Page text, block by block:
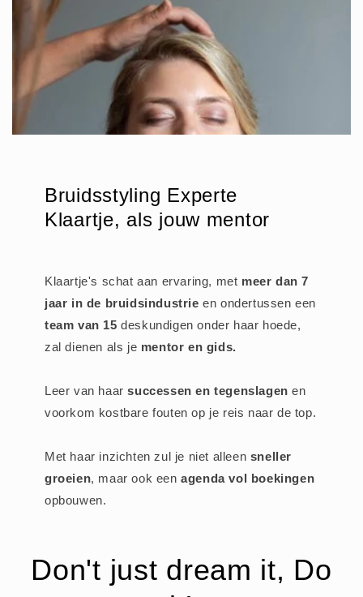
Bruidsstyling Experte
Klaartje, als jouw mentor
Klaartje's schat aan ervaring, met meer dan 7
jaar in de bruidsindustrieen ondertussen een
team van 15 deskundigen onder haar hoede,
zal dienen als je mentor en gids.
Leer van haarsuccessen en tegenslagenen
voorkom kostbare fouten op je reis naar de top.
Met haar inzichten zul je niet alleen sneller
groeien, maar ook eenagenda vol boekingen
opbouwen.
Don't just dream it, Do